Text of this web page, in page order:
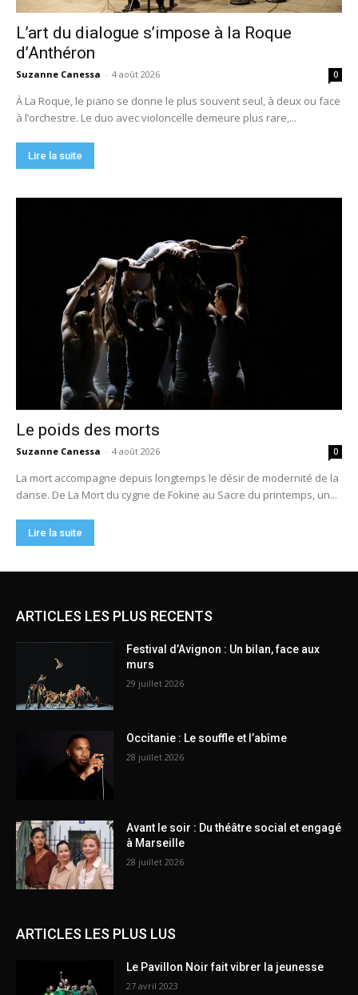
ARTICLES LES PLUS RECENTS
Festival d’Avignon : Un bilan, face aux
murs
29 juillet 2026
Occitanie : Le souffle et l’abîme
28 juillet 2026
Avant le soir : Du théâtre social et engagé
à Marseille
28 juillet 2026
ARTICLES LES PLUS LUS
Le Pavillon Noir fait vibrer la jeunesse
27 avril 2023